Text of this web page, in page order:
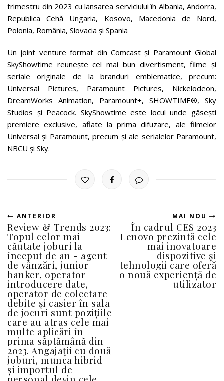
trimestru din 2023 cu lansarea serviciului în Albania, Andorra,
Republica Cehă Ungaria, Kosovo, Macedonia de Nord,
Polonia, România, Slovacia și Spania
Un joint venture format din Comcast și Paramount Global
SkyShowtime reunește cel mai bun divertisment, filme și
seriale originale de la branduri emblematice, precum:
Universal Pictures, Paramount Pictures, Nickelodeon,
DreamWorks Animation, Paramount+, SHOWTIME®, Sky
Studios și Peacock. SkyShowtime este locul unde găsești
premiere exclusive, aflate la prima difuzare, ale filmelor
Universal și Paramount, precum și ale serialelor Paramount,
NBCU și Sky.
ANTERIOR
Review & Trends 2023:
Topul celor mai
căutate joburi la
început de an - agent
de vânzări, junior
banker, operator
introducere date,
operator de colectare
debite și casier în sala
de jocuri sunt pozițiile
care au atras cele mai
multe aplicări în
prima săptămână din
2023. Angajații cu două
joburi, munca hibrid
și importul de
personal devin cele
MAI NOU
În cadrul CES 2023
Lenovo prezintă cele
mai inovatoare
dispozitive și
tehnologii care oferă
o nouă experiență de
utilizator